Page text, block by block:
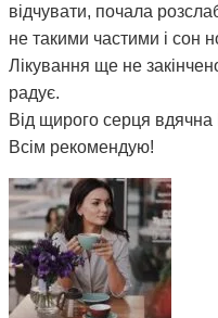
відчувати, почала
не такими частими і сон
Лікування ще не
радує.
Від щирого серця вдячна
Всім рекомендую!